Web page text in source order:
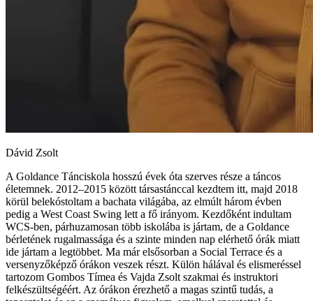
Dávid Zsolt
A Goldance Tánciskola hosszú évek óta szerves része a táncos
életemnek. 2012–2015 között társastánccal kezdtem itt, majd 2018
körül belekóstoltam a bachata világába, az elmúlt három évben
pedig a West Coast Swing lett a fő irányom. Kezdőként indultam
WCS-ben, párhuzamosan több iskolába is jártam, de a Goldance
bérletének rugalmassága és a szinte minden nap elérhető órák miatt
ide jártam a legtöbbet. Ma már elsősorban a Social Terrace és a
versenyzőképző órákon veszek részt. Külön hálával és elismeréssel
tartozom Gombos Tímea és Vajda Zsolt szakmai és instruktori
felkészültségéért. Az órákon érezhető a magas szintű tudás, a